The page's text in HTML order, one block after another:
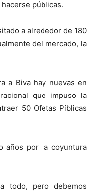
públicas.
a alrededor de 180
del mercado, la
a Biva hay nuevas en
que impuso la
50 Ofetas Píblicas
años por la coyuntura
todo, pero debemos